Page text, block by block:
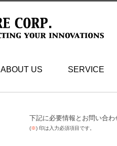
ABOUT US SERVICE
下記に必要情報とお問い合わ
(※) 印は入力必須項目です。